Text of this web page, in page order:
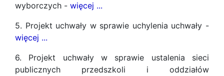
wyborczych - więcej ...
5. Projekt uchwały w sprawie uchylenia uchwały -
więcej ...
6. Projekt uchwały w sprawie ustalenia sieci
publicznych przedszkoli i oddziałów